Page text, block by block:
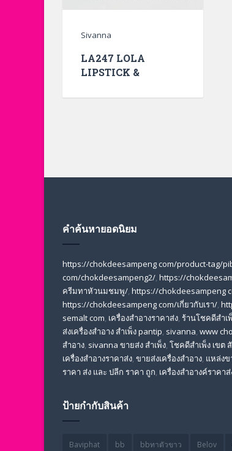
Sivanna
LA247 LOLA
LIPSTICK &
คำค้นหายอดนิยม
https://chokdeesampeng com/product-tag/
com/chokdeesampeng2/, https://
ครีมทาหัวนมชมพู/, https://chokdeesampeng
https://chokdeesampeng com/เกี่ยวกับเรา/,
semalt com, เครื่องสำอางราคาส่ง, ร้านโชคดีสำเ
ส่งเครื่องสําอาง สําเพ็ง pantip, sivanna, www
สำอาง, sivanna ขายส่ง สําเพ็ง, โชคดีสำเพ็ง เขต
เครื่องสําอางราคาส่ง, ขายส่งเครื่องสําอาง, แหล่งข
ราคา ส่ง และ ปลีก ราคา ถูก, เครื่องสำอางค์ราคาส่
ป้ายกำกับสินค้า
Baviphat bb bbทาตัวขาว Belov